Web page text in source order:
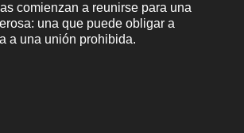
comienzan a reunirse para una
una que puede obligar a
a una unión prohibida.